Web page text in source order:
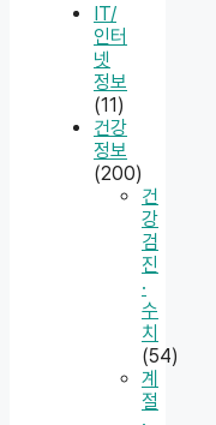
IT/
인터
넷
정보
(11)
건강
정보
(200)
건
강
검
진
·
수
치
(54)
계
절